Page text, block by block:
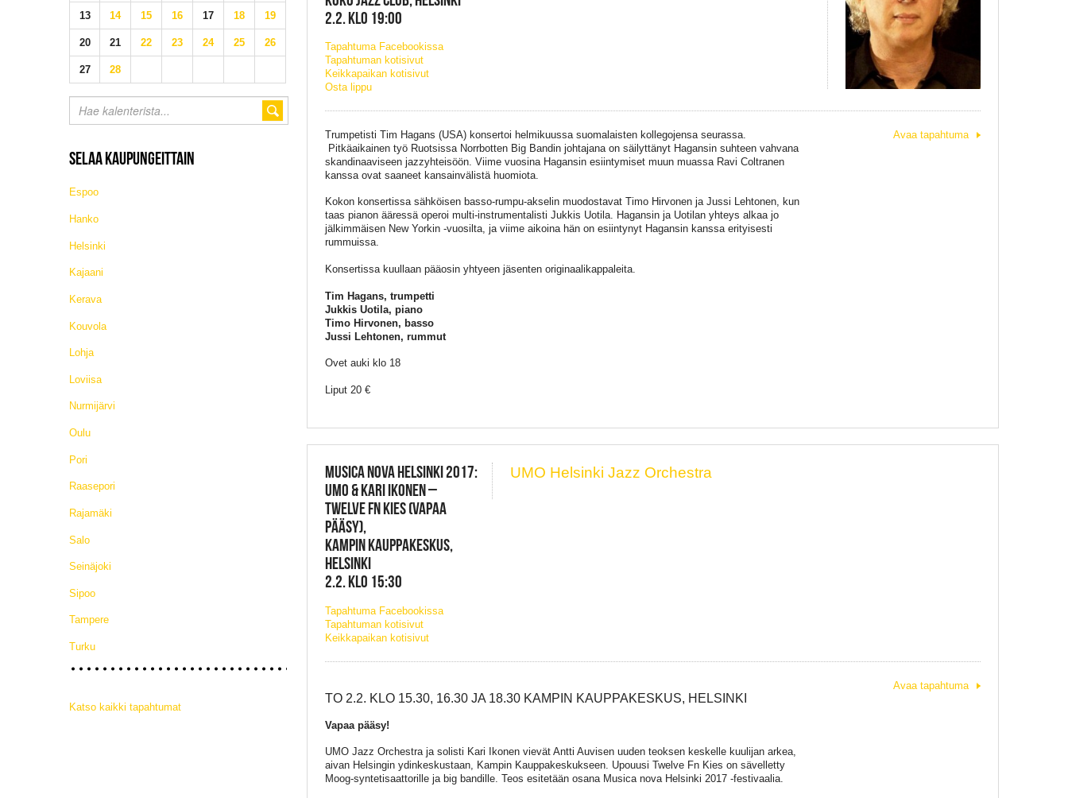
13 14 15 16 17 18 19
20 21 22 23 24 25 26
27 28
SELAA KAUPUNGEITTAIN
Espoo
Hanko
Helsinki
Kajaani
Kerava
Kouvola
Lohja
Loviisa
Nurmijärvi
Oulu
Pori
Raasepori
Rajamäki
Salo
Seinäjoki
Sipoo
Tampere
Turku
Katso kaikki tapahtumat
2.2. KLO 19:00
Tapahtuma Facebookissa
Tapahtuman kotisivut
Keikkapaikan kotisivut
Osta lippu
Trumpetisti Tim Hagans (USA) konsertoi helmikuussa suomalaisten kollegojensa seurassa.
Pitkäaikainen työ Ruotsissa Norrbotten Big Bandin johtajana on säilyttänyt Hagansin suhteen vahvana
skandinaaviseen jazzyhteisöön. Viime vuosina Hagansin esiintymiset muun muassa Ravi Coltranen
kanssa ovat saaneet kansainvälistä huomiota.
Kokon konsertissa sähköisen basso-rumpu-akselin muodostavat Timo Hirvonen ja Jussi Lehtonen, kun
taas pianon ääressä operoi multi-instrumentalisti Jukkis Uotila. Hagansin ja Uotilan yhteys alkaa jo
jälkimmäisen New Yorkin -vuosilta, ja viime aikoina hän on esiintynyt Hagansin kanssa erityisesti
rummuissa.
Konsertissa kuullaan pääosin yhtyeen jäsenten originaalikappaleita.
Tim Hagans, trumpetti
Jukkis Uotila, piano
Timo Hirvonen, basso
Jussi Lehtonen, rummut
Ovet auki klo 18
Liput 20 €
Avaa tapahtuma
MUSICA NOVA HELSINKI 2017:
UMO & KARI IKONEN –
TWELVE FN KIES (VAPAA
PÄÄSY),
KAMPIN KAUPPAKESKUS,
HELSINKI
2.2. KLO 15:30
Tapahtuma Facebookissa
Tapahtuman kotisivut
Keikkapaikan kotisivut
UMO Helsinki Jazz Orchestra
TO 2.2. KLO 15.30, 16.30 JA 18.30 KAMPIN KAUPPAKESKUS, HELSINKI
Vapaa pääsy!
UMO Jazz Orchestra ja solisti Kari Ikonen vievät Antti Auvisen uuden teoksen keskelle kuulijan arkea,
aivan Helsingin ydinkeskustaan, Kampin Kauppakeskukseen. Upouusi Twelve Fn Kies on sävelletty
Moog-syntetisaattorille ja big bandille. Teos esitetään osana Musica nova Helsinki 2017 -festivaalia.
Avaa tapahtuma